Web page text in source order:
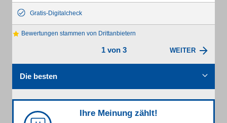
Gratis-Digitalcheck
Bewertungen stammen von Drittanbietern
1 von 3 WEITER
Die besten
Ihre Meinung zählt!